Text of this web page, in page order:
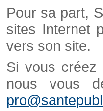
Pour sa part,
sites Internet
vers son site.
Si vous créez
nous vous